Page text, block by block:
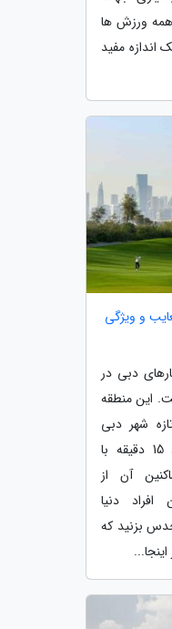
همه ورزش ها
مفید
و ویژگی
دبی در
این منطقه
شهر دبی
است که از مرکز آن حدود 15 دقیقه با
آن از
افراد دنیا
بزنید که